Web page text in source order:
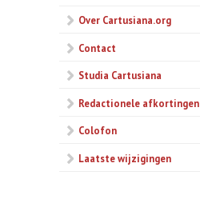
Over Cartusiana.org
Contact
Studia Cartusiana
Redactionele afkortingen
Colofon
Laatste wijzigingen